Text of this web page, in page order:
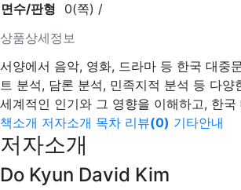
상품상세정보
면수/판형
0(쪽) /
서양에서 음악, 영화, 드라마 등 한국 대중
트 분석, 담론 분석, 민족지적 분석 등 다
세계적인 인기와 그 영향을 이해하고, 한
책소개 저자소개 목차 리뷰(0) 기타안내
저자소개
Do Kyun David Kim